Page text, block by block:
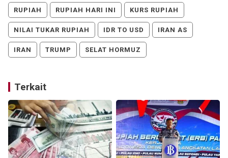
RUPIAH RUPIAH HARI INI KURS RUPIAH
NILAI TUKAR RUPIAH IDR TO USD IRAN AS
IRAN TRUMP SELAT HORMUZ
Terkait